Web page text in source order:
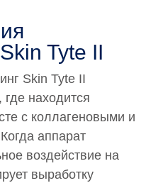
(Skin Tyte II) Спина
(Skin Tyte II) Шея
(Skin Tyte II) Щеки
Tyte II
Skin Tyte II
находится
с коллагеновыми и
аппарат
воздействие на
выработку